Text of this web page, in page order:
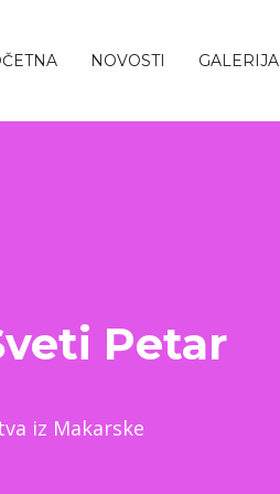
NOVOSTI GALERIJA
Petar
iz Makarske